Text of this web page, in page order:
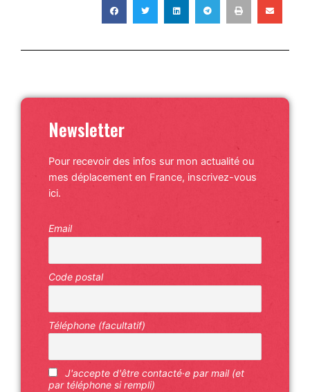
Newsletter
Pour recevoir des infos sur mon actualité ou
mes déplacement en France, inscrivez-vous
ici.
Email
Code postal
Téléphone (facultatif)
J'accepte d'être contacté·e par mail (et
par téléphone si rempli)